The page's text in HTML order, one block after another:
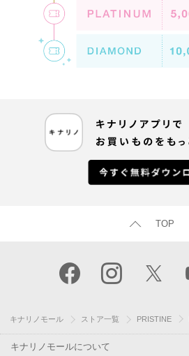
TOP
キナリノモール ストア一覧 PRISTINE
キナリノモールについて